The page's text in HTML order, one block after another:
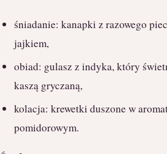
śniadanie: kanapki z razowego
jajkiem,
obiad: gulasz z indyka, który
kaszą gryczaną,
kolacja: krewetki duszone w
pomidorowym.